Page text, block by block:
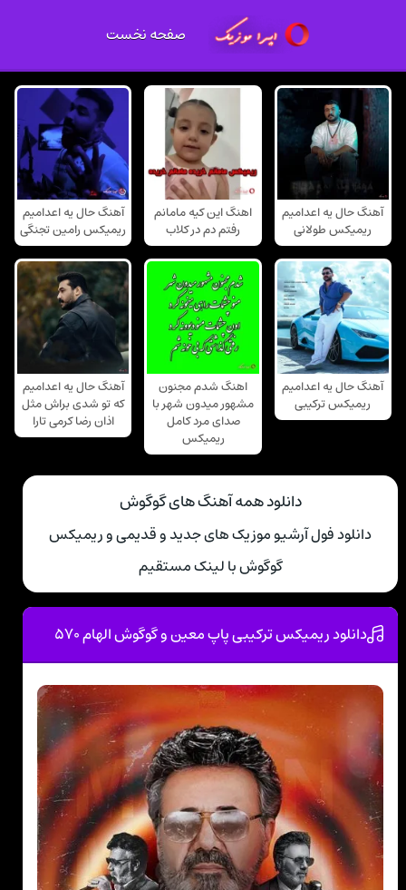
صفحه نخست
آهنگ حال یه اعدامیم
ریمیکس طولانی
اهنگ این کیه مامانم
رفتم دم در کلاب
آهنگ حال یه اعدامیم
ریمیکس رامین تجنگی
آهنگ حال یه اعدامیم
ریمیکس ترکیبی
اهنگ شدم مجنون
مشهور میدون شهر با
صدای مرد کامل
ریمیکس
آهنگ حال یه اعدامیم
که تو شدی براش مثل
اذان رضا کرمی تارا
دانلود همه آهنگ های گوگوش
دانلود فول آرشیو موزیک های جدید و قدیمی و ریمیکس
گوگوش با لینک مستقیم
دانلود ریمیکس ترکیبی پاپ معین و گوگوش الهام ۵۷۰